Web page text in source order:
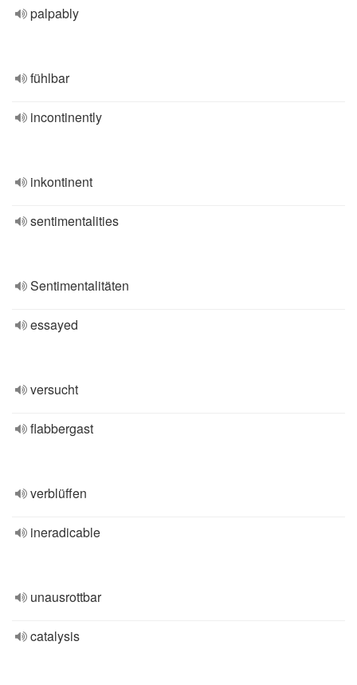
palpably
fühlbar
incontinently
inkontinent
sentimentalities
Sentimentalitäten
essayed
versucht
flabbergast
verblüffen
ineradicable
unausrottbar
catalysis